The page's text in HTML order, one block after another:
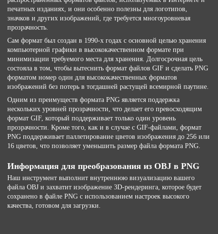
печатных изданиях, и они особенно полезны для логотипов,
значков и других изображений, где требуется многоуровневая
прозрачность.
Сам формат был создан в 1990-х годах с основной целью хранения
компьютерной графики в высококачественном формате при
минимизации требуемого места для хранения. Долгосрочная цель
состояла в том, чтобы вытеснить формат файлов GIF и сделать PNG
форматом номер один для высококачественных форматов
изображений без потерь в тогдашней растущей всемирной паутине.
Одним из преимуществ формата PNG является поддержка
нескольких уровней прозрачности, что делает его превосходящим
формат GIF, который поддерживает только один уровень
прозрачности. Кроме того, как и в случае с GIF-файлами, формат
PNG поддерживает паллетирование цветов изображения до 256 или
16 цветов, что позволяет уменьшить размер файла формата PNG.
Информация для преобразования из OBJ в PNG
Наш инструмент выполнит внутреннюю визуализацию вашего
файла OBJ и захватит изображение 3D-рендеринга, которое будет
сохранено в файле PNG с использованием настроек высокого
качества, готовом для загрузки.